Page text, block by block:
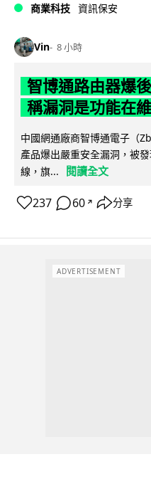
商業科技 資訊保安
Vin 8 小時
智博通路由器爆
稱漏洞是功能在
中國網通廠商智博通電子（
產品爆出嚴重安全漏洞，被
線，旗...
閱讀全文
237 60 ↗ 分享
ADVERTISEMENT